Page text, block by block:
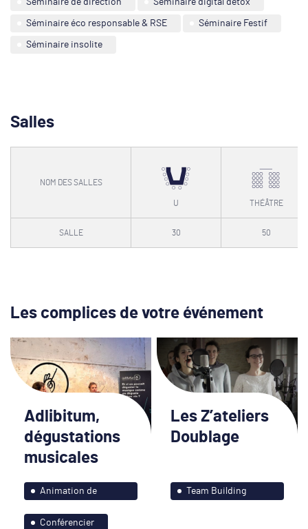
Séminaire de direction Séminaire digital détox
Séminaire éco responsable & RSE Séminaire Festif
Séminaire insolite
Salles
NOM DES SALLES
U THÉÂTRE
SALLE 30 50
Les complices de votre événement
Adlibitum,
dégustations
musicales
Animation de
Conférencier
Les Z’ateliers
Doublage
Team Building